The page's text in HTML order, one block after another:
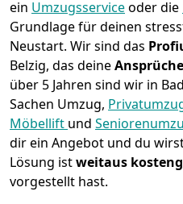
ein Umzugsserviceoder die
Grundlage für deinen
Neustart. Wir sind das
Belzig, das deine
über 5 Jahren sind wir in
Sachen Umzug,
Möbellift und
dir ein Angebot und du
Lösung istweitaus
vorgestellt hast.